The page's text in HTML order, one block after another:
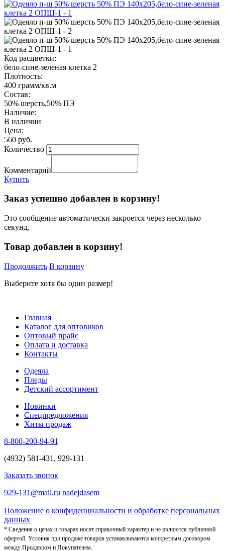
Код расцветки:
бело-сине-зеленая клетка 2
Плотность:
400 грамм/кв.м
Состав:
50% шерсть,50% ПЭ
Наличие:
В наличии
Цена:
560 руб.
Количество
Комментарий
Купить
Заказ успешно добавлен в корзину!
Это сообщение автоматически закроется через несколько
секунд.
Товар добавлен в корзину!
Продолжить В корзину
Выберите хотя бы один размер!
Главная
Каталог для оптовиков
Оптовый прайс
Оплата и доставка
Контакты
Одеяла
Пледы
Детский ассортимент
Новинки
Спецпредложения
Хиты продаж
8-800-200-94-91
(4932) 581-431, 929-131
Заказать звонок
929-131@mail.ru nadejdasem
Положение о конфиденциальности и обработке персональных
данных
* Сведения о ценах и товарах носят справочный характер и не являются публичной
офертой. Условия при продаже товаров устанавливаются конкретным договором
между Продавцом и Покупателем.